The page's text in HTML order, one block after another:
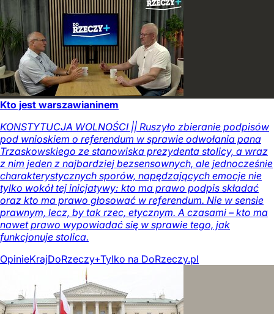
Kto jest warszawianinem
KONSTYTUCJA WOLNOŚCI || Ruszyło zbieranie podpisów
pod wnioskiem o referendum w sprawie odwołania pana
Trzaskowskiego ze stanowiska prezydenta stolicy, a wraz
z nim jeden z najbardziej bezsensownych, ale jednocześnie
charakterystycznych sporów, napędzających emocje nie
tylko wokół tej inicjatywy: kto ma prawo podpis składać
oraz kto ma prawo głosować w referendum. Nie w sensie
prawnym, lecz, by tak rzec, etycznym. A czasami – kto ma
nawet prawo wypowiadać się w sprawie tego, jak
funkcjonuje stolica.
OpinieKrajDoRzeczy+Tylko na DoRzeczy.pl